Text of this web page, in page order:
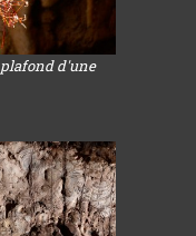
d'une